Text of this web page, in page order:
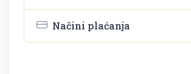
Načini plaćanja